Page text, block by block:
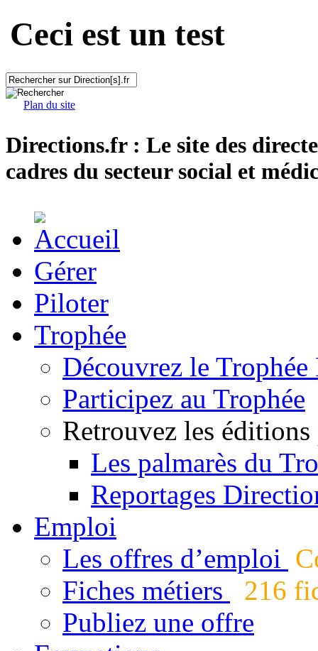
Ceci est un test
Plan du site
Directions.fr : Le site des
cadres du secteur social et
Gérer
Piloter
Trophée
Découvrez le
Participez au Trophée
Retrouvez les éditions
Les palmarès du
Reportages
Emploi
Les offres d’emploi
Fiches métiers
216
Publiez une offre